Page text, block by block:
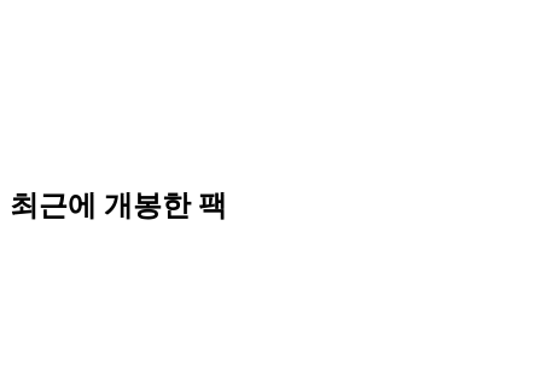
최근에 개봉한 팩